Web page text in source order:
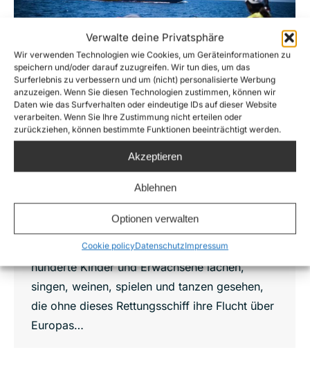
Verwalte deine Privatsphäre
Wir verwenden Technologien wie Cookies, um Geräteinformationen zu
speichern und/oder darauf zuzugreifen. Wir tun dies, um das
Surferlebnis zu verbessern und um (nicht) personalisierte Werbung
anzuzeigen. Wenn Sie diesen Technologien zustimmen, können wir
Daten wie das Surfverhalten oder eindeutige IDs auf dieser Website
verarbeiten. Wenn Sie Ihre Zustimmung nicht erteilen oder
zurückziehen, können bestimmte Funktionen beeinträchtigt werden.
Akzeptieren
Ablehnen
Optionen verwalten
Cookie policyDatenschutzImpressum
Sea-Watch 3: Wir nehmen Abschied!
News,Sea-Watch 3 Von Oliver Kulikowski
25. Mai 2023
In meinen Einsätzen auf der Sea-Watch 3 habe
ich vieles erlebt. Ich habe Menschen sterben
sehen, aber auch erfolgreichen
Reanimierungen beigewohnt. Ich habe unter
Tränen den leblosen Körper eines Kleinkindes
in eine Tiefkühltruhe gebettet. Ich habe
hunderte Kinder und Erwachsene lachen,
singen, weinen, spielen und tanzen gesehen,
die ohne dieses Rettungsschiff ihre Flucht über
Europas…